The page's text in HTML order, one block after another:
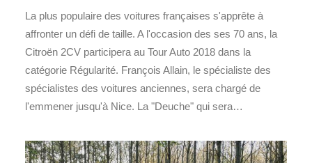
La plus populaire des voitures françaises s'apprête à
affronter un défi de taille. A l'occasion des ses 70 ans, la
Citroën 2CV participera au Tour Auto 2018 dans la
catégorie Régularité. François Allain, le spécialiste des
spécialistes des voitures anciennes, sera chargé de
l'emmener jusqu'à Nice. La "Deuche" qui sera…